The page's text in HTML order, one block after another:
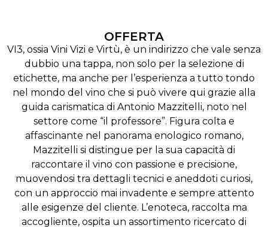
OFFERTA
VI3, ossia Vini Vizi e Virtù, è un indirizzo che vale senza
dubbio una tappa, non solo per la selezione di
etichette, ma anche per l’esperienza a tutto tondo
nel mondo del vino che si può vivere qui grazie alla
guida carismatica di Antonio Mazzitelli, noto nel
settore come “il professore”. Figura colta e
affascinante nel panorama enologico romano,
Mazzitelli si distingue per la sua capacità di
raccontare il vino con passione e precisione,
muovendosi tra dettagli tecnici e aneddoti curiosi,
con un approccio mai invadente e sempre attento
alle esigenze del cliente. L’enoteca, raccolta ma
accogliente, ospita un assortimento ricercato di